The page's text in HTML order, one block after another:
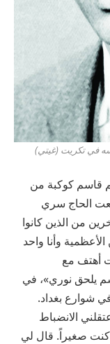
قاسم كوكبة من
الحاج سري
من الذين كانوا
وأنا واحد
أهتف مع
يلحق نوري»، في
شوارع بغداد.
الانضباط
صغيراً. قال لي